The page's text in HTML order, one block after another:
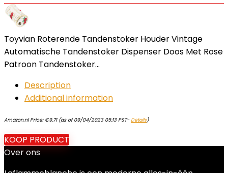
Toyvian Roterende Tandenstoker Houder Vintage
Automatische Tandenstoker Dispenser Doos Met Rose
Patroon Tandenstoker…
Description
Additional information
Amazon.nl Price: €9.71(as of 09/04/2023 05:13 PST-Details)
KOOP PRODUCT
Over ons